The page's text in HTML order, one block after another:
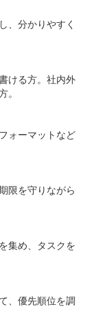
、分かりやすく
ける方。社内外
。
ォーマットなど
限を守りながら
集め、タスクを
、優先順位を調